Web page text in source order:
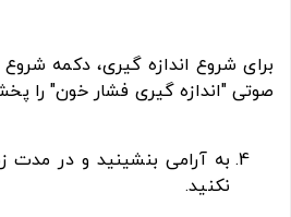
برای شروع اندازه گیری، دکمه
صوتی "اندازه گیری فشار خون" را
به آرامی بنشینید و در مدت
نکنید.